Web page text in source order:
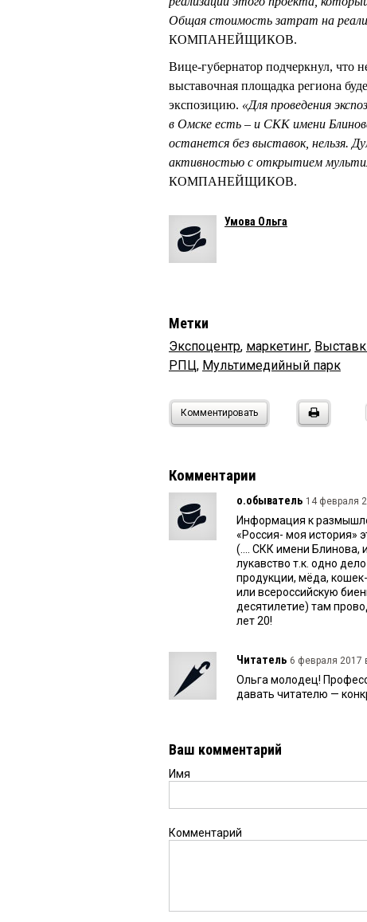
Общая стоимость затрат на
КОМПАНЕЙЩИКОВ.
Вице-губернатор подчеркнул, что
выставочная площадка региона
экспозицию. «Для проведения
в Омске есть – и СКК имени
останется без выставок, нельзя.
активностью с открытием
КОМПАНЕЙЩИКОВ.
Умова Ольга
Метки
Экспоцентр, маркетинг,
РПЦ, Мультимедийный парк
Комментировать
Комментарии
о.обыватель 14 февраля
Информация к
«Россия- моя история»
(.... СКК имени Блинова,
лукавство т.к. одно
продукции, мёда,
или всероссийскую
десятилетие) там
лет 20!
Читатель 6 февраля 2017
Ольга молодец!
давать читателю —
Ваш комментарий
Имя
Комментарий